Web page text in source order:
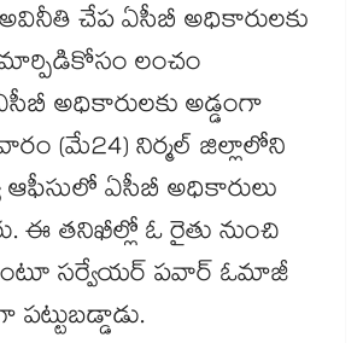
చేప ఏసీబీ అధికారులకు
మార్పిడికోసం లంచం
అధికారులకు అడ్డంగా
(మే24) నిర్మల్ జిల్లాలోని
ఏసీబీ అధికారులు
ఈ తనిఖీల్లో ఓ రైతు నుంచి
సర్వేయర్ పవార్ ఓమాజీ